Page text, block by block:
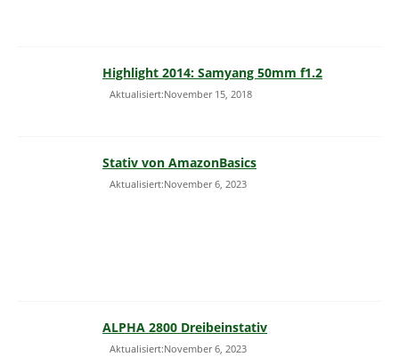
Highlight 2014: Samyang 50mm f1.2
Aktualisiert:November 15, 2018
Stativ von AmazonBasics
Aktualisiert:November 6, 2023
ALPHA 2800 Dreibeinstativ
Aktualisiert:November 6, 2023